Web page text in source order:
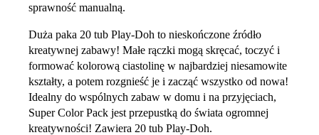
sprawność manualną.
Duża paka 20 tub Play-Doh to nieskończone źródło
kreatywnej zabawy! Małe rączki mogą skręcać, toczyć i
formować kolorową ciastolinę w najbardziej niesamowite
kształty, a potem rozgnieść je i zacząć wszystko od nowa!
Idealny do wspólnych zabaw w domu i na przyjęciach,
Super Color Pack jest przepustką do świata ogromnej
kreatywności! Zawiera 20 tub Play-Doh.